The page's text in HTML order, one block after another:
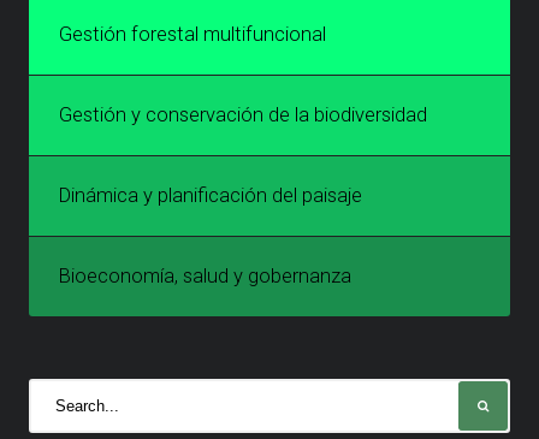
Gestión forestal multifuncional
Gestión y conservación de la biodiversidad
Dinámica y planificación del paisaje
Bioeconomía, salud y gobernanza